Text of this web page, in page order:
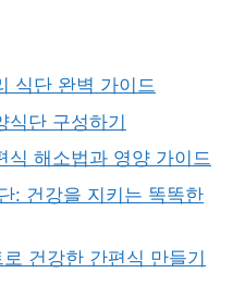
식단 완벽 가이드
식단 구성하기
식 해소법과 영양 가이드
: 건강을 지키는 똑똑한
건강한 간편식 만들기